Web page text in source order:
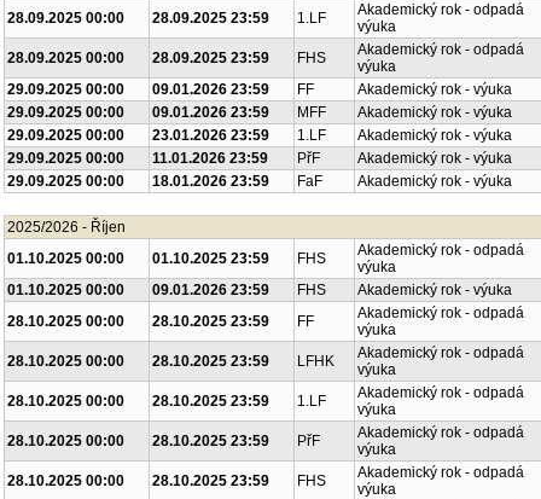
28.09.2025 00:00
28.09.2025 23:59 1.LF
Akademický rok - odpadá
výuka
28.09.2025 00:00
28.09.2025 23:59 FHS
Akademický rok - odpadá
výuka
29.09.2025 00:00
09.01.2026 23:59 FF
Akademický rok - výuka
29.09.2025 00:00
09.01.2026 23:59 MFF
Akademický rok - výuka
29.09.2025 00:00
23.01.2026 23:59 1.LF
Akademický rok - výuka
29.09.2025 00:00
11.01.2026 23:59 PřF
Akademický rok - výuka
29.09.2025 00:00
18.01.2026 23:59 FaF Akademický rok - výuka
2025/2026 - Říjen
01.10.2025 00:00
01.10.2025 23:59 FHS
Akademický rok - odpadá
výuka
01.10.2025 00:00
09.01.2026 23:59 FHS
Akademický rok - výuka
28.10.2025 00:00
28.10.2025 23:59 FF
Akademický rok - odpadá
výuka
28.10.2025 00:00
28.10.2025 23:59 LFHK
Akademický rok - odpadá
výuka
28.10.2025 00:00
28.10.2025 23:59 1.LF
Akademický rok - odpadá
výuka
28.10.2025 00:00
28.10.2025 23:59 PřF
Akademický rok - odpadá
výuka
28.10.2025 00:00
28.10.2025 23:59 FHS
Akademický rok - odpadá
výuka